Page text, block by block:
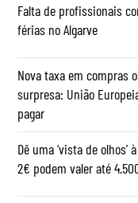
Falta de profissionais
férias no Algarve
Nova taxa em compras
surpresa: União
pagar
Dê uma ‘vista de
2€ podem valer até